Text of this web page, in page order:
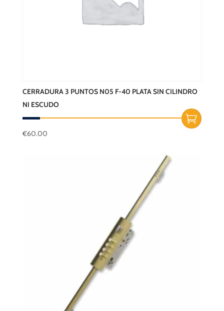
CERRADURA 3 PUNTOS N05 F-40 PLATA SIN CILINDRO
NI ESCUDO
€60.00